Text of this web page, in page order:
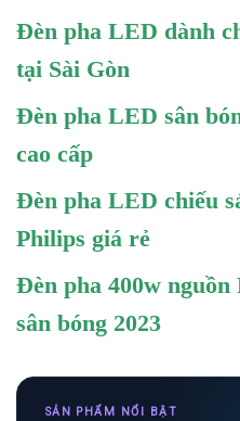
Đèn pha LED dành
tại Sài Gòn
Đèn pha LED sân
cao cấp
Đèn pha LED chiếu
Philips giá rẻ
Đèn pha 400w
sân bóng 2023
SẢN PHẨM NỔI BẬT